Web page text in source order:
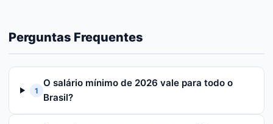
Perguntas Frequentes
1
O salário mínimo de 2026 vale para todo o
Brasil?